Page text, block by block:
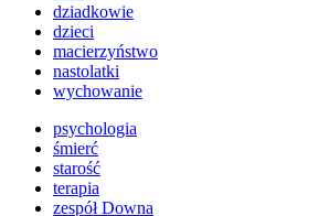
dziadkowie
dzieci
macierzyństwo
nastolatki
wychowanie
psychologia
śmierć
starość
terapia
zespół Downa